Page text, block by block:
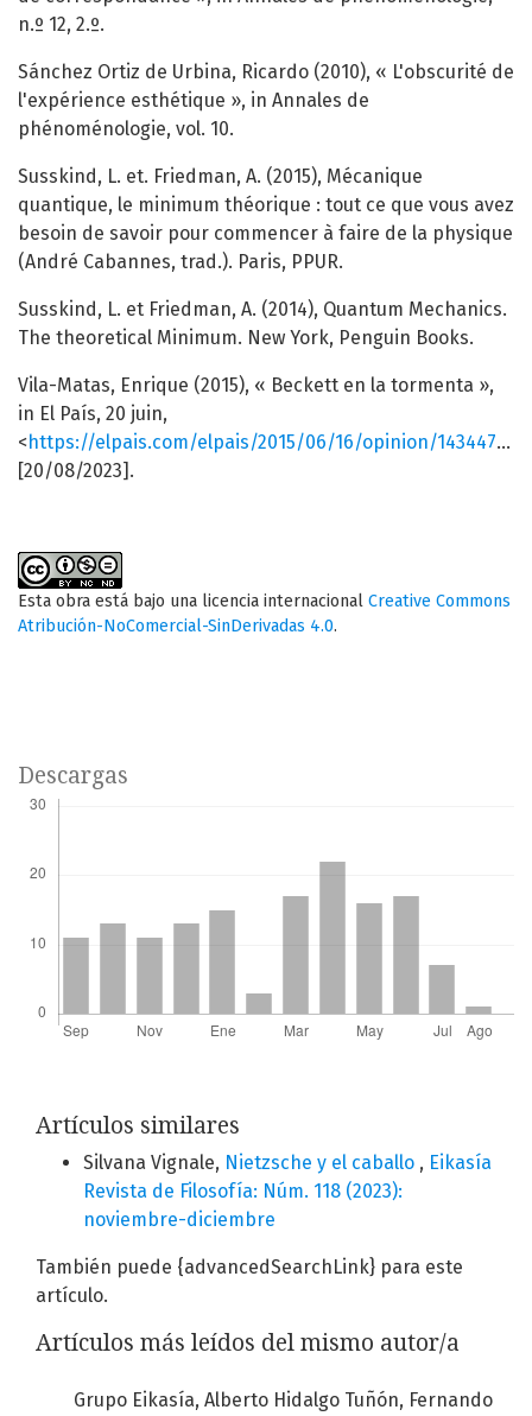
n.º 12, 2.º.
Sánchez Ortiz de Urbina, Ricardo (2010), « L'obscurité de
l'expérience esthétique », in Annales de
phénoménologie, vol. 10.
Susskind, L. et. Friedman, A. (2015), Mécanique
quantique, le minimum théorique : tout ce que vous avez
besoin de savoir pour commencer à faire de la physique
(André Cabannes, trad.). Paris, PPUR.
Susskind, L. et Friedman, A. (2014), Quantum Mechanics.
The theoretical Minimum. New York, Penguin Books.
Vila-Matas, Enrique (2015), « Beckett en la tormenta »,
in El País, 20 juin,
<https://elpais.com/elpais/2015/06/16/opinion/1434479659_696466.html
[20/08/2023].
Esta obra está bajo una licencia internacional Creative Commons
Atribución-NoComercial-SinDerivadas 4.0.
Descargas
Artículos similares
Silvana Vignale, Nietzsche y el caballo , Eikasía
Revista de Filosofía: Núm. 118 (2023):
noviembre-diciembre
También puede {advancedSearchLink} para este
artículo.
Artículos más leídos del mismo autor/a
Grupo Eikasía, Alberto Hidalgo Tuñón, Fernando